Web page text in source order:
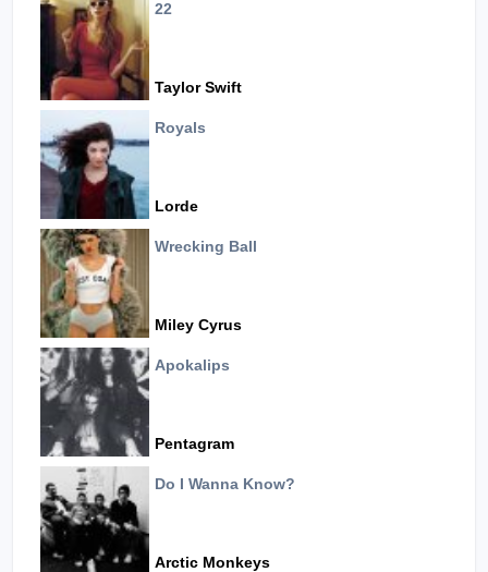
22
Taylor Swift
Royals
Lorde
Wrecking Ball
Miley Cyrus
Apokalips
Pentagram
Do I Wanna Know?
Arctic Monkeys